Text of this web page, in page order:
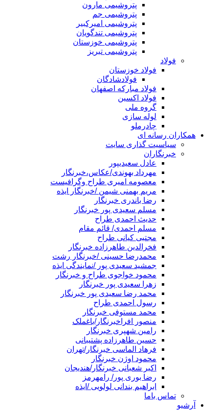
پتروشیمی مارون
پتروشیمی جم
پتروشیمی امیرکبیر
پتروشیمی تندگویان
پتروشیمی خوزستان
پتروشیمی تبریز
فولاد
فولاد خوزستان
فولادشادگان
فولاد مبارکه اصفهان
فولاد اکسین
گروه ملی
لوله سازی
چادرملو
همکاران رسانه ای
سیاسیت گذاری سایت
خبرنگاران
عادل سعیدیپور
مهرداد بهوندی/عکاس،خبرنگار
معصومه امیری طراح وگرافیست
مریم بهمنی شیمن /خبرنگار ایذه
رضا باندری خبرنگار
مسلم سعیدی پور خبرنگار
حدیث احمدی طراح
مسلم احمدی/ قائم مقام
مجتبی کیانی طراح
فخرالدین طاهرزاده خبرنگار
محمدرضا حسینی /خبرنگار رشت
جمشید سعیدی پور /نمایندگی ایذه
محمود خواجوی طراح و خبرنگار
زهرا سعیدی پور خبرنگار
محمد رضا سعیدی پور خبرنگار
رسول احمدی طراح
محمد مستوفی خبرنگار
منصور افراخبرنگار/باغملک
رامین شهپری خبرنگار
حسین طاهرزاده پشتیبانی
فرهاد الماسی خبرنگار/تهران
محمود اوژن خبرنگار
اکبر شعبانی خبرنگار/هندیجان
رضا بوری پور/ رامهرمز
ابراهیم بندانی لولویی /ایذه
تماس باما
آرشیو